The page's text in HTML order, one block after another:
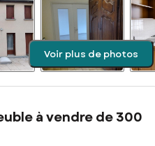
Voir plus de photos
à vendre de 300